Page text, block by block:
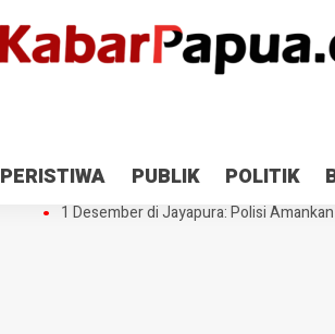
PERISTIWA PUBLIK POLITIK
Antisipasi 1 Desember, TNI Polri Patroli
Gedung Perpustakaan SMPN 5 Sentani
1 Desember di Jayapura: Polisi